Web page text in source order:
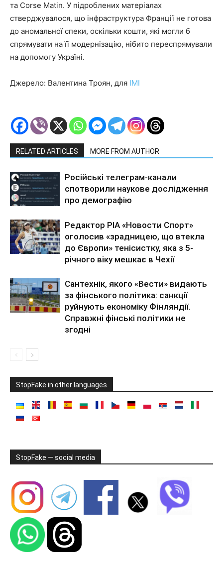
та Corse Matin. У підроблених матеріалах
стверджувалося, що інфраструктура Франції не готова
до аномальної спеки, оскільки кошти, які могли б
спрямувати на її модернізацію, нібито переспрямували
на допомогу Україні.
Джерело: Валентина Троян, для ІМІ
RELATED ARTICLES MORE FROM AUTHOR
Російські телеграм-канали
спотворили наукове дослідження
про демографію
Редактор РІА «Новости Спорт»
оголосив «зрадницею, що втекла
до Європи» тенісистку, яка з 5-
річного віку мешкає в Чехії
Сантехнік, якого «Вести» видають
за фінського політика: санкції
руйнують економіку Фінляндії.
Справжні фінські політики не
згодні
StopFake in other languages
StopFake — social media